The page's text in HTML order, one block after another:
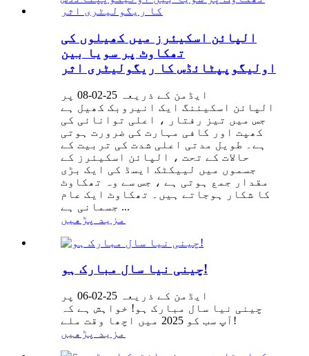
الپائن اسکیئرز میں کھیلوں کی
تھکاوٹ پر سویا بین
اولیگوپپٹائڈس کا ریگولیٹری اثر
ایڈمن کے ذریعہ 25-02-08 پر
الپائن اسکیئنگ ایک انیروبک کھیل ہے
جس میں تیز رفتار ، اعلی توانائی کی
کھپت اور کافی مہارت کی ضرورت ہوتی
ہے۔ طویل مدتی اعلی شدت کی تربیت کے
حالات کے تحت ، الپائن اسکیئرز کے
جسموں میں لییکٹک ایسڈ کی ایک بڑی
مقدار جمع ہوتی ہے ، جس سے وہ تھکاوٹ
کا شکار ہوجاتے ہیں۔ تھکاوٹ ایک عام
جسمانی ہے ...
مزید پڑھیں
چینی نیا سال مبارک ہو!
ایڈمن کے ذریعہ 25-02-06 پر
چینی نیا سال مبارک ہو! خواہش ہے کہ
آپ سب کو 2025 میں اچھا وقت ملے!
مزید پڑھیں